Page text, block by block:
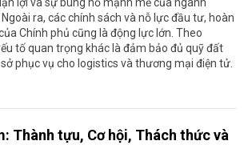
ra, các chính sách và nỗ lực đầu tư, hoàn
Chính phủ cũng là động lực lớn. Theo
tố quan trọng khác là đảm bảo đủ quỹ đất
phục vụ cho logistics và thương mại điện tử.
Thành tựu, Cơ hội, Thách thức và